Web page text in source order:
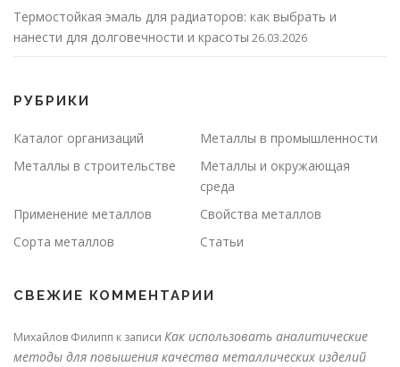
Термостойкая эмаль для радиаторов: как выбрать и
нанести для долговечности и красоты 26.03.2026
РУБРИКИ
Каталог организаций
Металлы в промышленности
Металлы в строительстве
Металлы и окружающая
среда
Применение металлов
Свойства металлов
Сорта металлов
Статьи
СВЕЖИЕ КОММЕНТАРИИ
Михайлов Филипп к записи Как использовать аналитические
методы для повышения качества металлических изделий